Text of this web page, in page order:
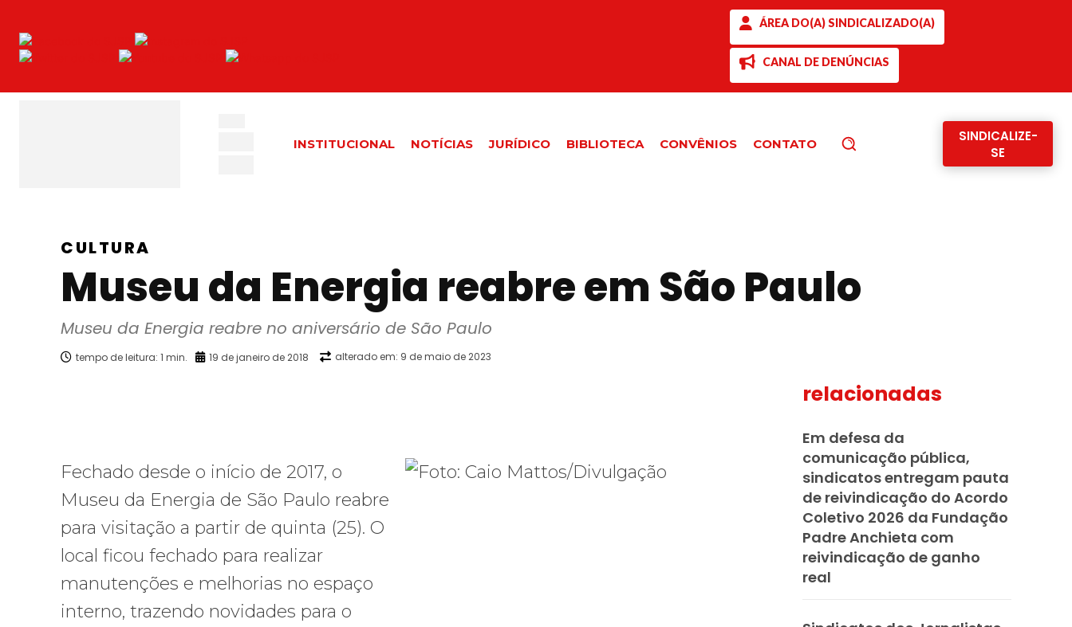
ÁREA DO(A) SINDICALIZADO(A)
CANAL DE DENÚNCIAS
INSTITUCIONAL NOTÍCIAS JURÍDICO BIBLIOTECA CONVÊNIOS CONTATO
SINDICALIZE-
SE
CULTURA
Museu da Energia reabre em São Paulo
Museu da Energia reabre no aniversário de São Paulo
tempo de leitura: 1 min. 19 de janeiro de 2018 alterado em: 9 de maio de 2023
Fechado desde o início de 2017, o
Museu da Energia de São Paulo reabre
para visitação a partir de quinta (25). O
local ficou fechado para realizar
manutenções e melhorias no espaço
interno, trazendo novidades para o
relacionadas
Em defesa da
comunicação pública,
sindicatos entregam pauta
de reivindicação do Acordo
Coletivo 2026 da Fundação
Padre Anchieta com
reivindicação de ganho
real